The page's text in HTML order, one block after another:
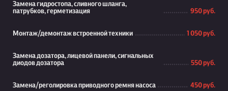
Замена гидростопа, сливного шланга,
патрубков, герметизация
950 руб.
Монтаж/демонтаж встроенной техники 1 050 руб.
Замена дозатора, лицевой панели, сигнальных
диодов дозатора
550 руб.
Замена/реголировка приводного ремня насоса 450 руб.